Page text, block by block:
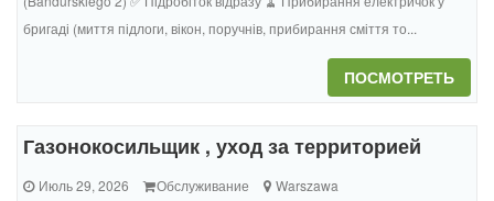
бригаді (миття підлоги, вікон, поручнів, прибирання сміття то...
ПОСМОТРЕТЬ
Газонокосильщик , уход за территорией
Июль 29, 2026 Обслуживание Warszawa